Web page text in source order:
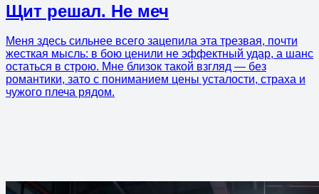
Щит решал. Не меч
Меня здесь сильнее всего зацепила эта трезвая, почти
жесткая мысль: в бою ценили не эффектный удар, а шанс
остаться в строю. Мне близок такой взгляд — без
романтики, зато с пониманием цены усталости, страха и
чужого плеча рядом.